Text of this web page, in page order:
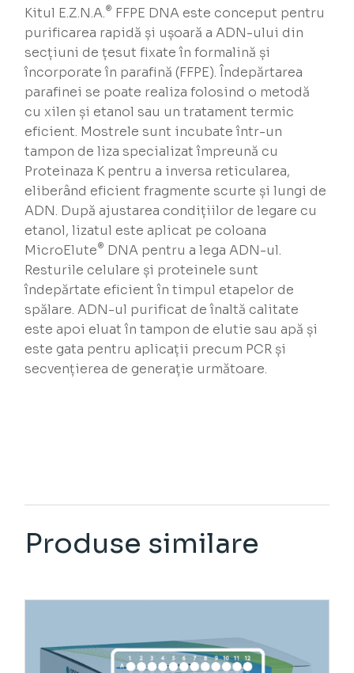
Kitul E.Z.N.A.® FFPE DNA este conceput pentru
purificarea rapidă și ușoară a ADN-ului din
secțiuni de țesut fixate în formalină și
încorporate în parafină (FFPE). Îndepărtarea
parafinei se poate realiza folosind o metodă
cu xilen și etanol sau un tratament termic
eficient. Mostrele sunt incubate într-un
tampon de liza specializat împreună cu
Proteinaza K pentru a inversa reticularea,
eliberând eficient fragmente scurte și lungi de
ADN. După ajustarea condițiilor de legare cu
etanol, lizatul este aplicat pe coloana
MicroElute® DNA pentru a lega ADN-ul.
Resturile celulare și proteinele sunt
îndepărtate eficient în timpul etapelor de
spălare. ADN-ul purificat de înaltă calitate
este apoi eluat în tampon de elutie sau apă și
este gata pentru aplicații precum PCR și
secvențierea de generație următoare.
Produse similare